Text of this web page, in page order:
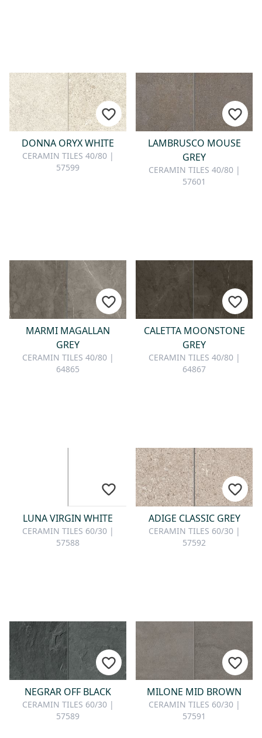
DONNA ORYX WHITE
CERAMIN TILES 40/80 |
57599
LAMBRUSCO MOUSE
GREY
CERAMIN TILES 40/80 |
57601
MARMI MAGALLAN
GREY
CERAMIN TILES 40/80 |
64865
CALETTA MOONSTONE
GREY
CERAMIN TILES 40/80 |
64867
LUNA VIRGIN WHITE
CERAMIN TILES 60/30 |
57588
ADIGE CLASSIC GREY
CERAMIN TILES 60/30 |
57592
NEGRAR OFF BLACK
CERAMIN TILES 60/30 |
57589
MILONE MID BROWN
CERAMIN TILES 60/30 |
57591